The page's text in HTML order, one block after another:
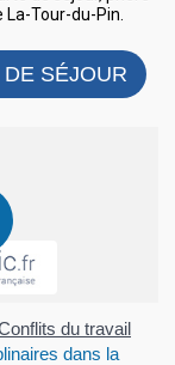
Tour-du-Pin.
SÉJOUR
du travail
dans la